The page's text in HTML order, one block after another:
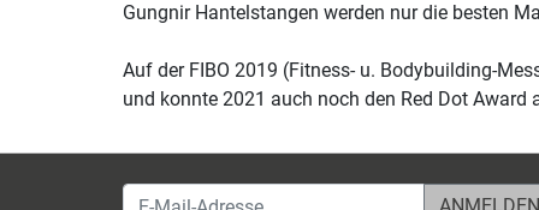
Gungnir Hantelstangen werden nur die besten
Auf der FIBO 2019 (Fitness- u. Bodybuilding-
und konnte 2021 auch noch den Red Dot Award
E-Mail-Adresse